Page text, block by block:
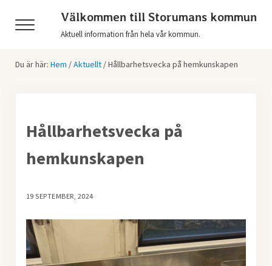
Menu
Välkommen till Storumans kommun
Aktuell information från hela vår kommun.
Du är här: Hem /Aktuellt /Hållbarhetsvecka på hemkunskapen
Hållbarhetsvecka på
hemkunskapen
19 SEPTEMBER, 2024